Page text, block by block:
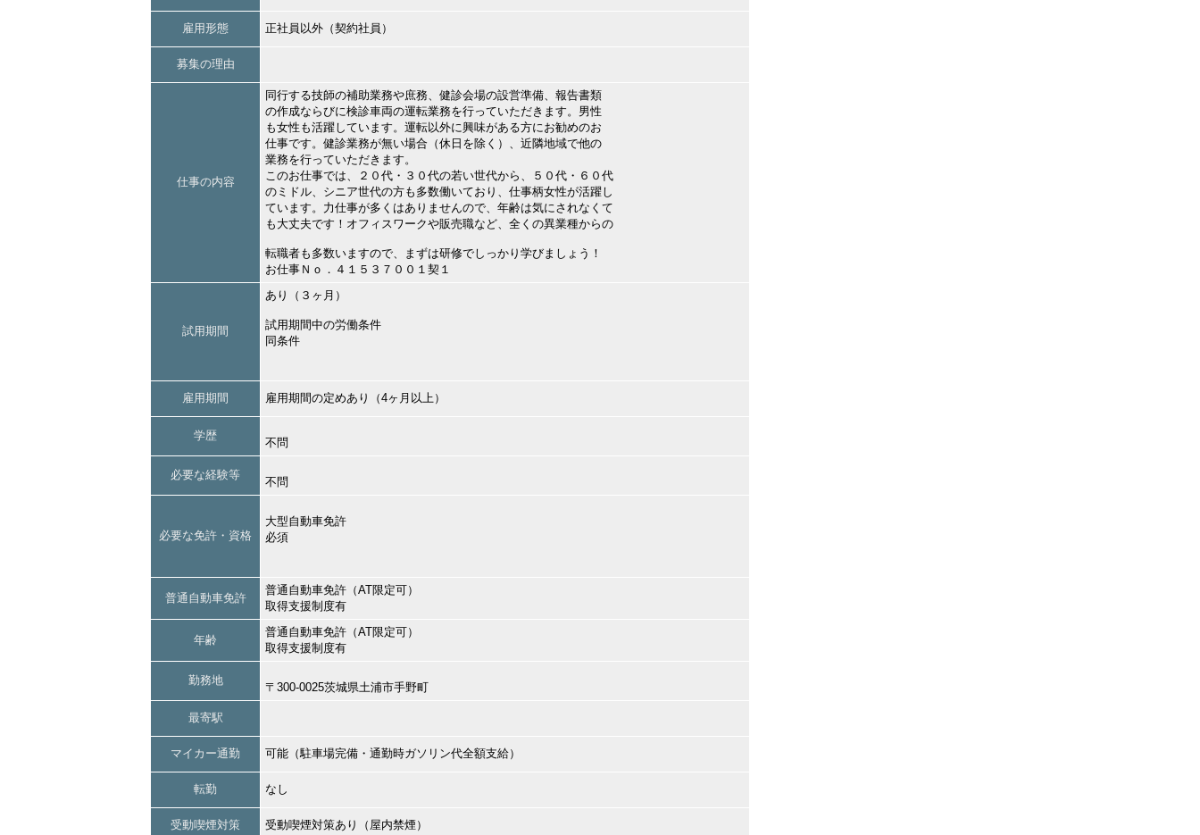
雇用形態 正社員以外（契約社員）
募集の理由
仕事の内容
同行する技師の補助業務や庶務、健診会場の設営準備、報告書類
の作成ならびに検診車両の運転業務を行っていただきます。男性
も女性も活躍しています。運転以外に興味がある方にお勧めのお
仕事です。健診業務が無い場合（休日を除く）、近隣地域で他の
業務を行っていただきます。
このお仕事では、２０代・３０代の若い世代から、５０代・６０代
のミドル、シニア世代の方も多数働いており、仕事柄女性が活躍し
ています。力仕事が多くはありませんので、年齢は気にされなくて
も大丈夫です！オフィスワークや販売職など、全くの異業種からの
転職者も多数いますので、まずは研修でしっかり学びましょう！
お仕事Ｎｏ．４１５３７００１契１
試用期間
あり（３ヶ月）
試用期間中の労働条件
同条件
雇用期間 雇用期間の定めあり（4ヶ月以上）
学歴
不問
必要な経験等
不問
必要な免許・資格
大型自動車免許
必須
普通自動車免許
普通自動車免許（AT限定可）
取得支援制度有
年齢
普通自動車免許（AT限定可）
取得支援制度有
勤務地
〒300-0025茨城県土浦市手野町
最寄駅
マイカー通勤 可能（駐車場完備・通勤時ガソリン代全額支給）
転勤 なし
受動喫煙対策 受動喫煙対策あり（屋内禁煙）